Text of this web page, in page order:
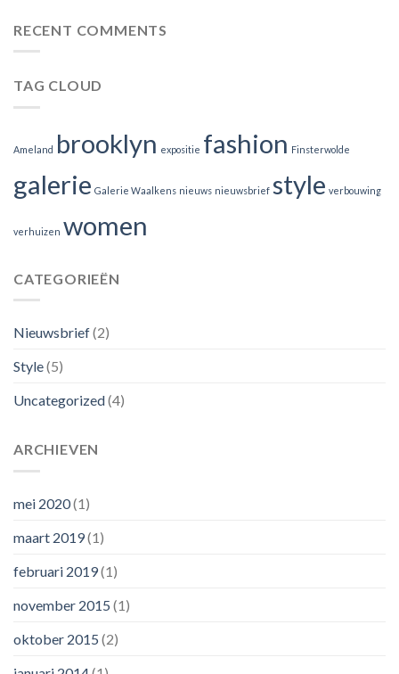
RECENT COMMENTS
TAG CLOUD
Ameland brooklyn expositie fashion Finsterwolde
galerie Galerie Waalkens nieuws nieuwsbrief style verbouwing
verhuizen women
CATEGORIEËN
Nieuwsbrief(2)
Style(5)
Uncategorized(4)
ARCHIEVEN
mei 2020(1)
maart 2019(1)
februari 2019(1)
november 2015 (1)
oktober 2015 (2)